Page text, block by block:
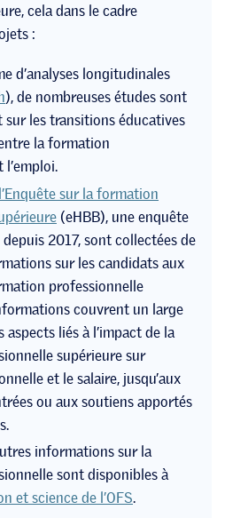
cela dans le cadre
:
d’analyses longitudinales
), de nombreuses études sont
les transitions éducatives
la formation
l’Enquête sur la formation
(eHBB), une enquête
depuis 2017, sont collectées de
sur les candidats aux
professionnelle
couvrent un large
liés à l’impact de la
supérieure sur
et le salaire, jusqu’aux
ou aux soutiens apportés
informations sur la
sont disponibles à
et science de l’OFS.